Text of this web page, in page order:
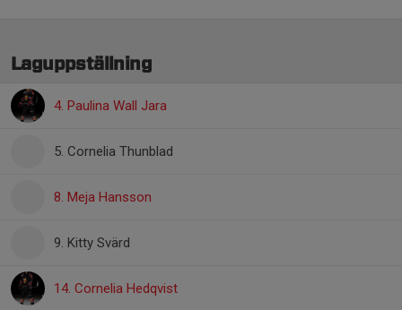
Laguppställning
4. Paulina Wall Jara
5. Cornelia Thunblad
8. Meja Hansson
9. Kitty Svärd
14. Cornelia Hedqvist